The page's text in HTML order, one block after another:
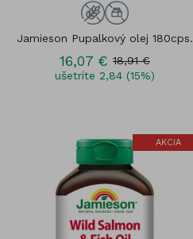
Jamieson Pupalkový olej 180cps.
16,07 € 18,91 €
ušetríte 2,84 (15%)
AKCIA